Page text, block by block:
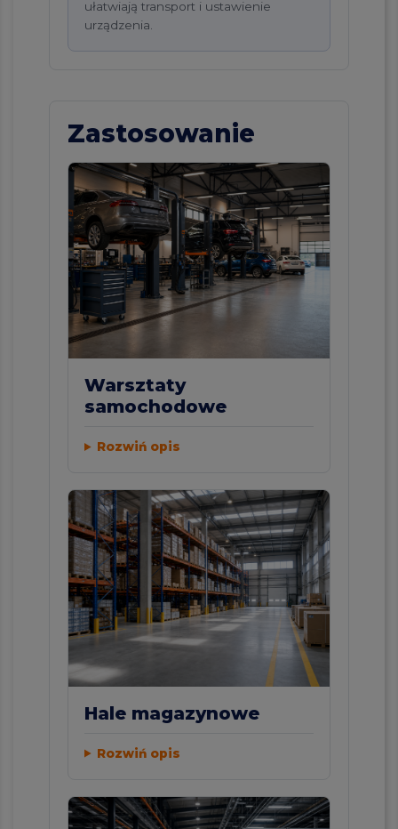
ułatwiają transport i ustawienie
urządzenia.
Zastosowanie
Warsztaty
samochodowe
Rozwiń opis
Hale magazynowe
Rozwiń opis